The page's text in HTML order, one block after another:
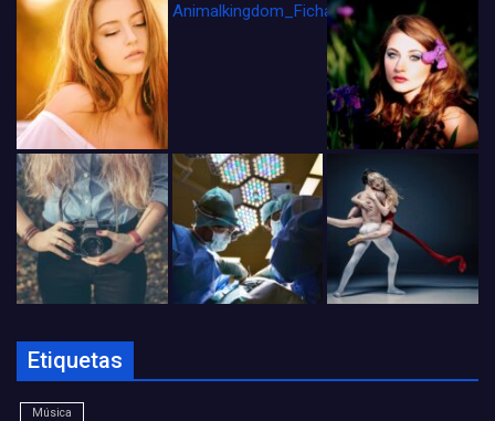
Animalkingdom_FichaCine
Etiquetas
Música